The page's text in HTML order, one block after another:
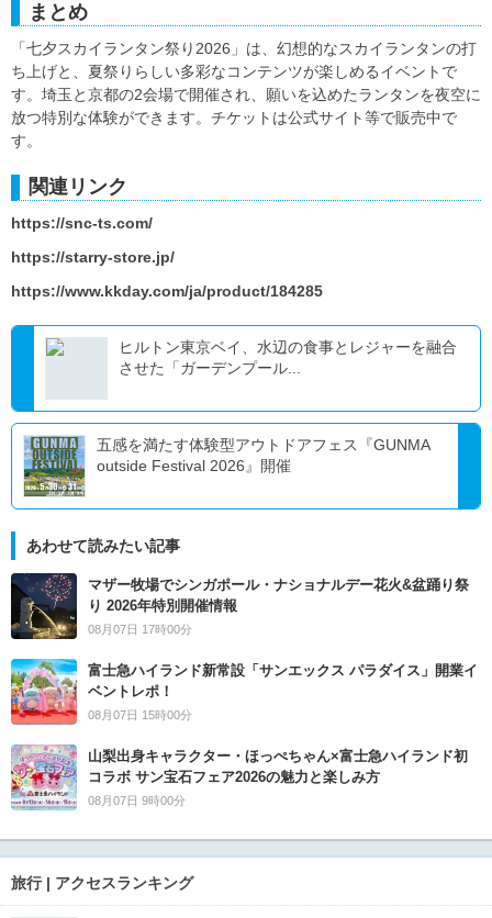
まとめ
「七夕スカイランタン祭り2026」は、幻想的なスカイランタンの打
ち上げと、夏祭りらしい多彩なコンテンツが楽しめるイベントで
す。埼玉と京都の2会場で開催され、願いを込めたランタンを夜空に
放つ特別な体験ができます。チケットは公式サイト等で販売中で
す。
関連リンク
https://snc-ts.com/
https://starry-store.jp/
https://www.kkday.com/ja/product/184285
ヒルトン東京ベイ、水辺の食事とレジャーを融合
させた「ガーデンプール...
五感を満たす体験型アウトドアフェス『GUNMA
outside Festival 2026』開催
あわせて読みたい記事
マザー牧場でシンガポール・ナショナルデー花火&盆踊り祭
り 2026年特別開催情報
08月07日 17時00分
富士急ハイランド新常設「サンエックス パラダイス」開業イ
ベントレポ！
08月07日 15時00分
山梨出身キャラクター・ほっぺちゃん×富士急ハイランド初
コラボ サン宝石フェア2026の魅力と楽しみ方
08月07日 9時00分
旅行 | アクセスランキング